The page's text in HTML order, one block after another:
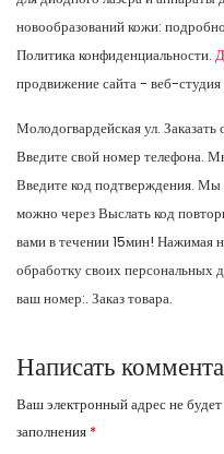
новообразований кожи:
Политика конфиденциальности.
продвижение сайта - веб-
Молодогвардейская ул.
Введите свой номер телефона.
Введите код подтверждения. Мы
можно через Выслать код
вами в течении 15мин! Нажимая
обработку своих персональных
ваш номер:. Заказ товара.
Написать
Ваш электронный адрес не
заполнения *